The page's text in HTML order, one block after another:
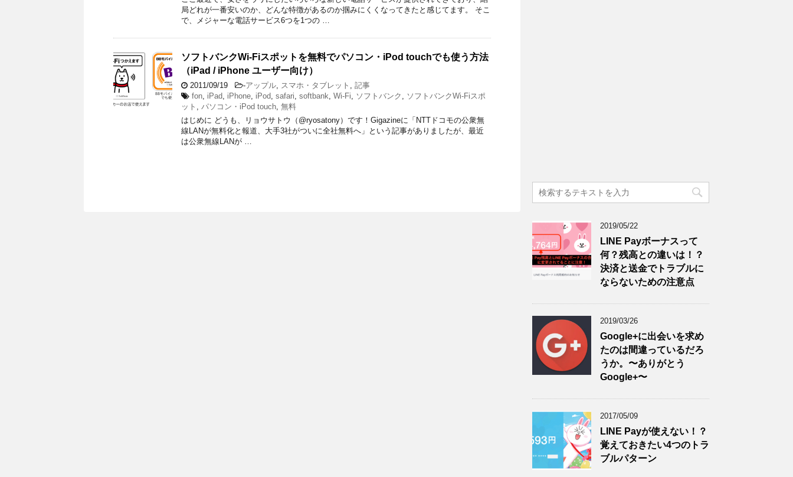
局どれが一番安いのか、どんな特徴があるのか掴みにくくなってきたと感じてます。 そこ
で、メジャーな電話サービス6つを1つの …
ソフトバンクWi-Fiスポットを無料でパソコン・iPod touchでも使う方法
（iPad / iPhone ユーザー向け）
2011/09/19 -アップル, スマホ・タブレット , 記事
fon, iPad, iPhone, iPod, safari, softbank, Wi-Fi, ソフトバンク , ソフトバンクWi-Fiスポ
ット , パソコン・iPod touch, 無料
はじめに どうも、リョウサトウ（@ryosatony）です！Gigazineに「NTTドコモの公衆無
線LANが無料化と報道、大手3社がついに全社無料へ」という記事がありましたが、最近
は公衆無線LANが …
2019/05/22
LINE Payボーナスって
何？残高との違いは！？
決済と送金でトラブルに
ならないための注意点
2019/03/26
Google+に出会いを求め
たのは間違っているだろ
うか。〜ありがとう
Google+〜
2017/05/09
LINE Payが使えない！？
覚えておきたい4つのトラ
ブルパターン